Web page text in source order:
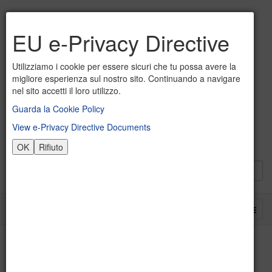
EU e-Privacy Directive
Utilizziamo i cookie per essere sicuri che tu possa avere la
migliore esperienza sul nostro sito. Continuando a navigare
nel sito accetti il loro utilizzo.
Guarda la Cookie Policy
View e-Privacy Directive Documents
OK
Rifiuto